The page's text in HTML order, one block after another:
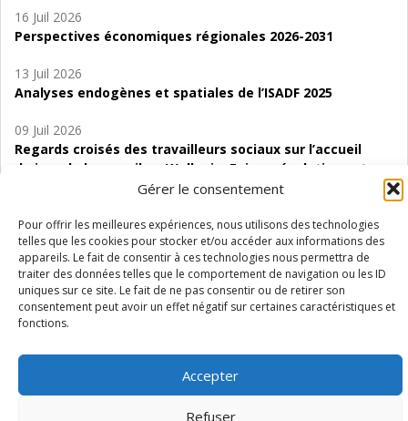
Gérer le consentement
Pour offrir les meilleures expériences, nous utilisons des technologies
telles que les cookies pour stocker et/ou accéder aux informations des
appareils. Le fait de consentir à ces technologies nous permettra de
traiter des données telles que le comportement de navigation ou les ID
uniques sur ce site. Le fait de ne pas consentir ou de retirer son
consentement peut avoir un effet négatif sur certaines caractéristiques et
fonctions.
Accepter
Refuser
16 Juil 2026
Perspectives économiques régionales 2026-2031
13 Juil 2026
Analyses endogènes et spatiales de l’ISADF 2025
09 Juil 2026
Regards croisés des travailleurs sociaux sur l’accueil
de jour de bas seuil en Wallonie. Enjeux, évolutions et
06 Juil 2026
Étude d’évaluabilité des Structures
d’accompagnement à l’autocréation d’emploi (SAACE)
01 Juil 2026
Pénurie du personnel infirmier :quels indicateurs
Wallonie ?